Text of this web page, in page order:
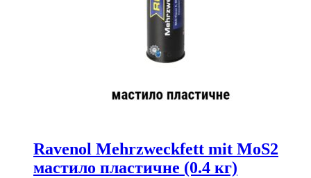
Ravenol Mehrzweckfett mit MoS2
мастило пластичне (0.4 кг)